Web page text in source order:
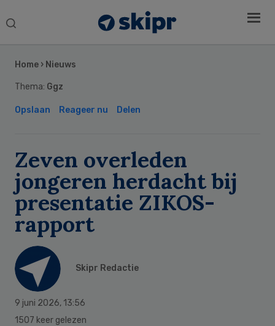
Search
Home › Nieuws
Thema: Ggz
Opslaan Reageer nu Delen
Zeven overleden
jongeren herdacht bij
presentatie ZIKOS-
rapport
Skipr Redactie
9 juni 2026, 13:56
1507 keer gelezen
Sidebar